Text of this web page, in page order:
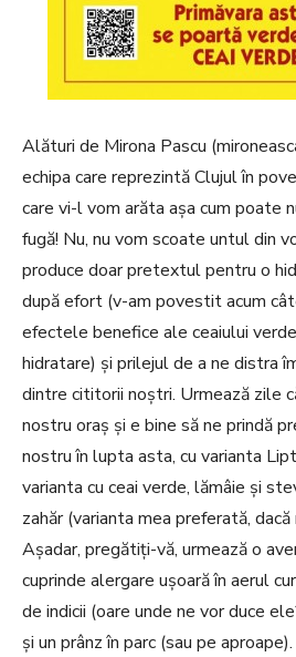
Alături de Mirona Pascu
echipa care reprezintă Clujul în
care vi-l vom arăta așa cum poate
fugă! Nu, nu vom scoate untul din
produce doar pretextul pentru o
după efort (v-am povestit acum
efectele benefice ale ceaiului
hidratare) și prilejul de a ne distra
dintre cititorii noștri. Urmează zile
nostru oraș și e bine să ne prindă
nostru în lupta asta, cu varianta
varianta cu ceai verde, lămâie și
zahăr (varianta mea preferată,
Așadar, pregătiți-vă, urmează o
cuprinde alergare ușoară în aerul
de indicii (oare unde ne vor duce
și un prânz în parc (sau pe